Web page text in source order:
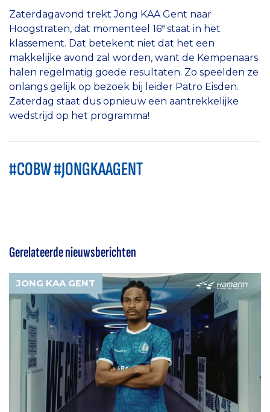
Zaterdagavond trekt Jong KAA Gent naar
Hoogstraten, dat momenteel 16e staat in het
klassement. Dat betekent niet dat het een
makkelijke avond zal worden, want de Kempenaars
halen regelmatig goede resultaten. Zo speelden ze
onlangs gelijk op bezoek bij leider Patro Eisden.
Zaterdag staat dus opnieuw een aantrekkelijke
wedstrijd op het programma!
#COBW #JONGKAAGENT
Gerelateerde nieuwsberichten
JONG KAA GENT